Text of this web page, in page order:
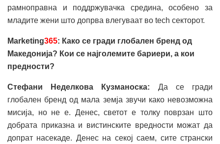
рамноправна и поддржувачка средина, особено за
младите жени што допрва влегуваат во tech секторот.
Marketing365: Како се гради глобален бренд од
Македонија? Кои се најголемите бариери, а кои
предности?
Стефани Неделкова Кузманоска: Да се гради
глобален бренд од мала земја звучи како невозможна
мисија, но не е. Денес, светот е толку поврзан што
добрата приказна и вистинските вредности можат да
допрат насекаде. Денес на секој саем, сите странски